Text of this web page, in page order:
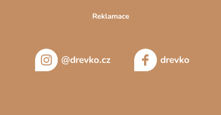
Reklamace
@drevko.cz drevko